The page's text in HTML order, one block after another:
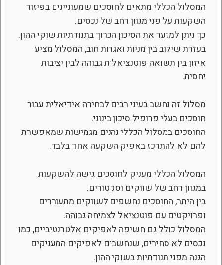
המסלול הכללי מתאים לחוסכים שמעוניינים בפיזור
השקעות על פני מגוון רחב של נכסים.
כך ניתן למזער את הסיכון הכרוך בתנודתיות שוקי ההון.
בעזרת שילוב בין מניות ואגרות חוב, המסלול מציע
איזון בין תשואה פוטנציאלית גבוהה לבין יציבות
יחסית.
מסלול זה נחשב בעיני רבים לבחירה אידיאלית עבור
חוסכים בעלי פרופיל סיכון בינוני.
החוסכים במסלול הכללי נהנים מגמישות שמאפשרת
להם לא להתרכז באפיק השקעה אחד בלבד.
המסלול הכללי מעניק לחוסכים גישה להשקעות
במגוון רחב של שווקים וסקטורים.
בין היתר, החוסכים נחשפים לשווקים מתעוררים
ופרויקטים עם פוטנציאל לצמיחה גבוהה.
המסלול כולל גם חשיפה לאפיקים אלטרנטיביים, כמו
נכסים לא סחירים, שנחשבים לאפיקים המעניקים
הגנה מפני תנודתיות בשוקי ההון.